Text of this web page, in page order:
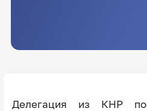
Делегация из КНР